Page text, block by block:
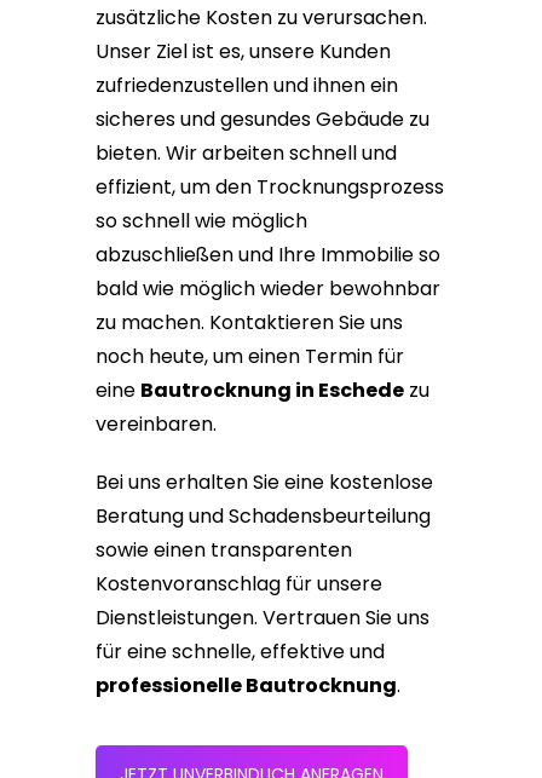
zusätzliche Kosten zu verursachen.
Unser Ziel ist es, unsere Kunden
zufriedenzustellen und ihnen ein
sicheres und gesundes Gebäude zu
bieten. Wir arbeiten schnell und
effizient, um den Trocknungsprozess
so schnell wie möglich
abzuschließen und Ihre Immobilie so
bald wie möglich wieder bewohnbar
zu machen. Kontaktieren Sie uns
noch heute, um einen Termin für
eine Bautrocknung in Eschede zu
vereinbaren.
Bei uns erhalten Sie eine kostenlose
Beratung und Schadensbeurteilung
sowie einen transparenten
Kostenvoranschlag für unsere
Dienstleistungen. Vertrauen Sie uns
für eine schnelle, effektive und
professionelle Bautrocknung.